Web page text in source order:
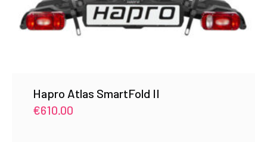
Hapro Atlas SmartFold II
€610.00